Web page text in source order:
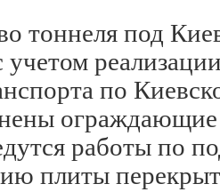
тоннеля под
учетом
по
ограждающие
работы по
плиты